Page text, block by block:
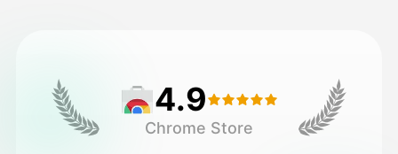
รูปถ่าย
เครื่องมืออื่น ๆ
4.9
Chrome Store